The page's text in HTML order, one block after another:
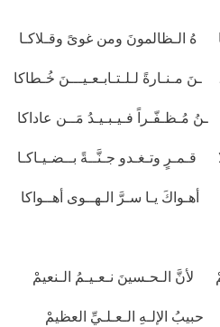
هُ الـظالمونَ ومن غوىً وقـلاكـا
مـنـارةً لـلـتـابـعـيـــنَ خُـطاكا
فـيـبـيـدُ مَــن عاداكا
وتـغـدو جـنَّــةً بــضـيـاكـا
أهـواكَ يـا سـرَّ الـهــوى أهــواكا
لأنَّ الـحـسينَ نـعـيـمُ الـنعيمْ
الإلـهِ الـعـلـيِّ العظيمْ